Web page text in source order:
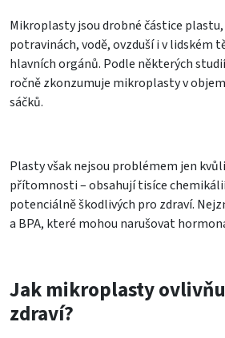
Mikroplasty jsou drobné částice
potravinách, vodě, ovzduší i v lidském
hlavních orgánů. Podle některých
ročně zkonzumuje mikroplasty v
sáčků.
Plasty však nejsou problémem jen
přítomnosti – obsahují tisíce
potenciálně škodlivých pro zdraví.
a BPA, které mohou narušovat
Jak mikroplasty
zdraví?